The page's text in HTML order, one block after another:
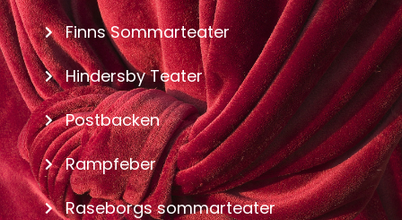
Finns Sommarteater
Hindersby Teater
Postbacken
Rampfeber
Raseborgs sommarteater